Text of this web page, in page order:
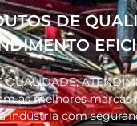
DE
QUALIDADE,
as melhores marcas
indústria com